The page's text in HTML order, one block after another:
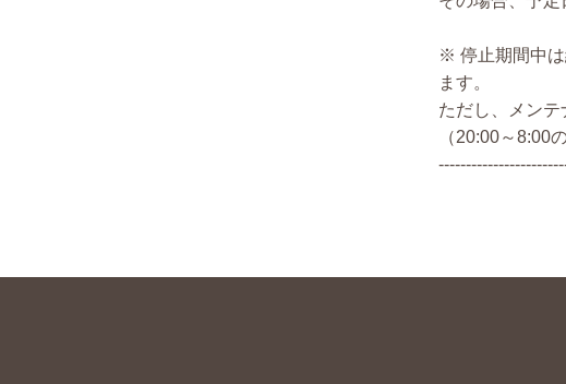
※ 停止期間中
ます。
ただし、メンテ
（20:00～8:00